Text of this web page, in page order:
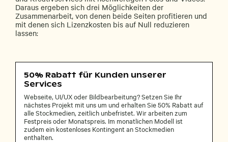
Daraus ergeben sich drei Möglichkeiten der
Zusammenarbeit, von denen beide Seiten profitieren und
mit denen sich Lizenzkosten bis auf Null reduzieren
lassen:
50% Rabatt für Kunden unserer
Services
Webseite, UI/UX oder Bildbearbeitung? Setzen Sie Ihr
nächstes Projekt mit uns um und erhalten Sie 50% Rabatt auf
alle Stockmedien, zeitlich unbefristet. Wir arbeiten zum
Festpreis oder Monatspreis. Im monatlichen Modell ist
zudem ein kostenloses Kontingent an Stockmedien
enthalten.